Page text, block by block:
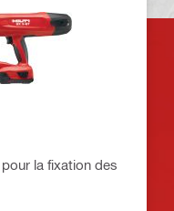
la fixation des